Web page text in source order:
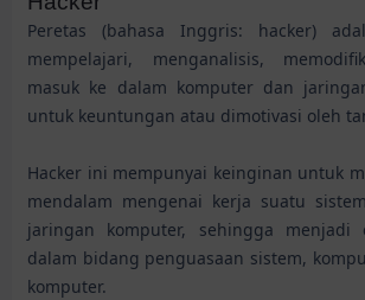
Peretas (bahasa Inggris: hacker)
mempelajari, menganalisis,
masuk ke dalam komputer dan
untuk keuntungan atau dimotivasi oleh
Hacker ini mempunyai keinginan untuk
mendalam mengenai kerja suatu
jaringan komputer, sehingga
dalam bidang penguasaan sistem,
komputer.